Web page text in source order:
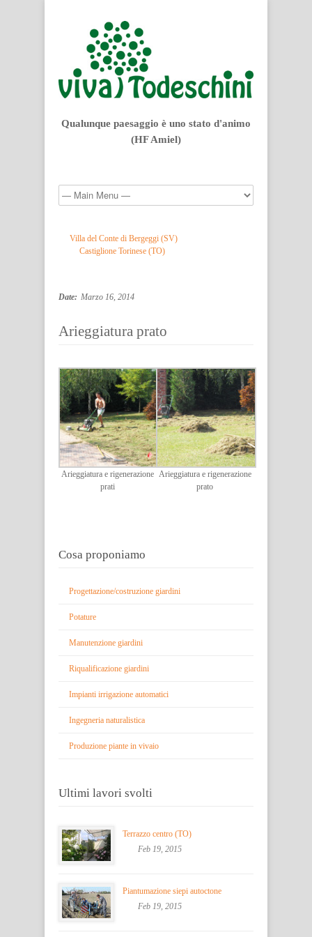
Qualunque paesaggio è uno stato d'animo
(HF Amiel)
Villa del Conte di Bergeggi (SV)
Castiglione Torinese (TO)
Date: Marzo 16, 2014
Arieggiatura prato
Arieggiatura e rigenerazione
prati
Arieggiatura e rigenerazione
prato
Cosa proponiamo
Progettazione/costruzione giardini
Potature
Manutenzione giardini
Riqualificazione giardini
Impianti irrigazione automatici
Ingegneria naturalistica
Produzione piante in vivaio
Ultimi lavori svolti
Terrazzo centro (TO)
Feb 19, 2015
Piantumazione siepi autoctone
Feb 19, 2015